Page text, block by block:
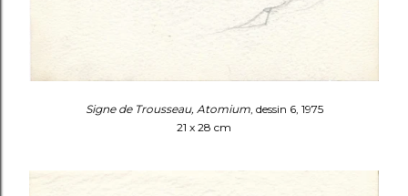
Signe de Trousseau, Atomium, dessin 6, 1975
21 x 28 cm